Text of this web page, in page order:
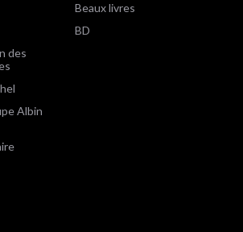
des
Albin
Beaux livres
BD